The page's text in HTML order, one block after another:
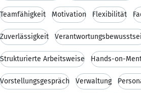
Teamfähigkeit Motivation Flexibilität
Zuverlässigkeit
Strukturierte Arbeitsweise Hands-on-
Vorstellungsgespräch Verwaltung